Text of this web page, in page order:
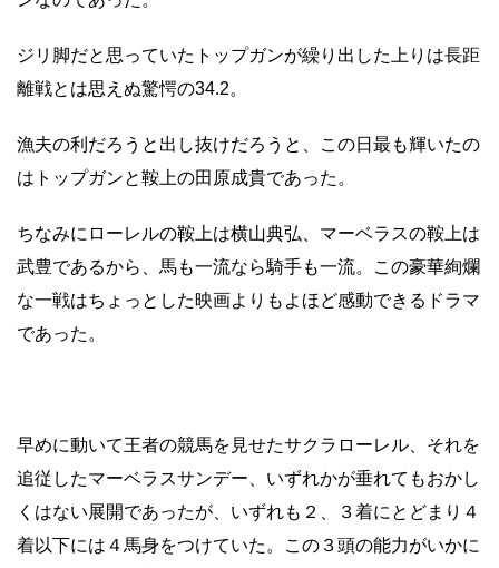
ジリ脚だと思っていたトップガンが繰り出した上りは長距
離戦とは思えぬ驚愕の34.2。
漁夫の利だろうと出し抜けだろうと、この日最も輝いたの
はトップガンと鞍上の田原成貴であった。
ちなみにローレルの鞍上は横山典弘、マーベラスの鞍上は
武豊であるから、馬も一流なら騎手も一流。この豪華絢爛
な一戦はちょっとした映画よりもよほど感動できるドラマ
であった。
早めに動いて王者の競馬を見せたサクラローレル、それを
追従したマーベラスサンデー、いずれかが垂れてもおかし
くはない展開であったが、いずれも２、３着にとどまり４
着以下には４馬身をつけていた。この３頭の能力がいかに